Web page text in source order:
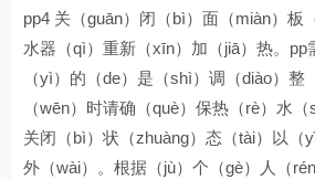
pp4 关（guān）闭（bì）面（miàn）板
水器（qì）重新（xīn）加（jiā）热。pp
（yì）的（de）是（shì）调（diào）整
（wēn）时请确（què）保热（rè）水（
关闭（bì）状（zhuàng）态（tài）以（
外（wài）。根据（jù）个（gè）人（